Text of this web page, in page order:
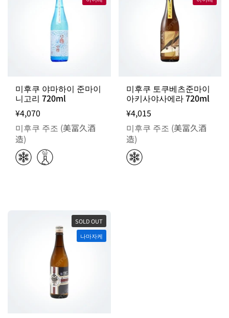
미후쿠 야마하이 준마이
니고리 720ml
¥4,070
미후쿠 주조 (美冨久酒
造)
미후쿠 토쿠베츠준마이
아키사야사에라 720ml
¥4,015
미후쿠 주조 (美冨久酒
造)
SOLD OUT
나마자케